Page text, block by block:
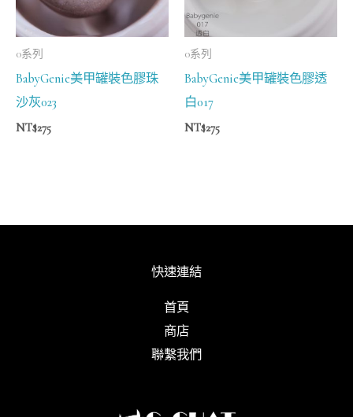
0系列
BabyGenie美甲罐裝色膠珠
沙灰023
NT$275
0系列
BabyGenie美甲罐裝色膠透
白017
NT$275
快速連結
首頁
商店
聯繫我們